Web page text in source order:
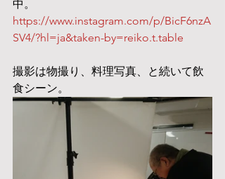
中。
https://www.instagram.com/p/BicF6nzA
SV4/?hl=ja&taken-by=reiko.t.table
撮影は物撮り、料理写真、と続いて飲
食シーン。